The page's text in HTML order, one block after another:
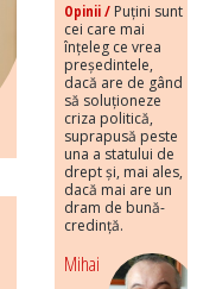
Opinii / Puțini sunt
cei care mai
înțeleg ce vrea
președintele,
dacă are de gând
să soluționeze
criza politică,
suprapusă peste
una a statului de
drept și, mai ales,
dacă mai are un
dram de bună-
credință.
Mihai